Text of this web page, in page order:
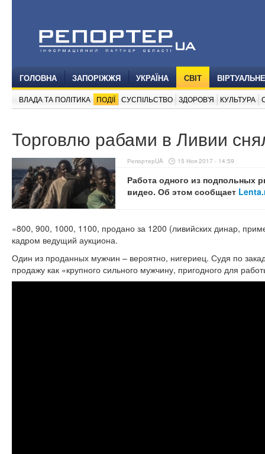
ГОЛОВНА ЗАПОРІЖЖЯ УКРАЇНА СВІТ
ВЛАДА ТА ПОЛІТИКА ПОДІЇ СУСПІЛЬСТВО ЗДОРОВ'Я КУЛЬТУРА
Торговлю рабами в Ливии
РепортерUA 15 Ноя 2017 - 14:59
Работа одного из подпольных
видео. Об этом сообщает
«800, 900, 1000, 1100, продано за 1200 (ливийских динар,
кадром ведущий аукциона.
Один из проданных мужчин – вероятно, нигериец. Судя по
продажу как «крупного сильного мужчину, пригодного для